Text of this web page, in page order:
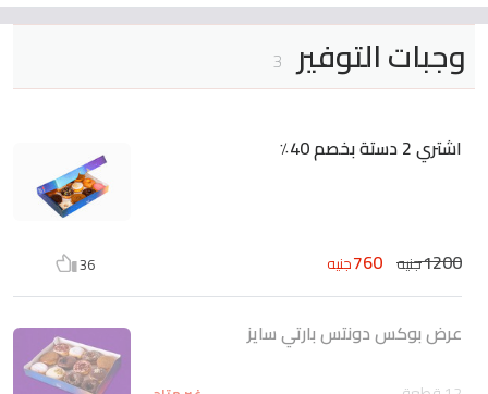
وجبات التوفير 3
اشتري 2 دستة بخصم 40٪
1200جنيه 760جنيه 36
عرض بوكس دونتس بارتي سايز